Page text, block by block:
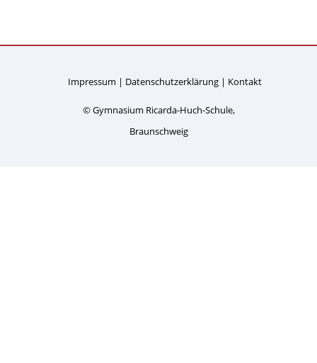
Impressum Datenschutzerklärung Kontakt
© Gymnasium Ricarda-Huch-Schule,
Braunschweig